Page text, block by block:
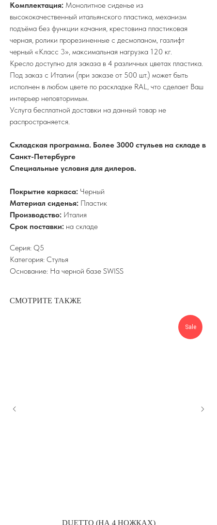
Комплектация: Монолитное сиденье из
высококачественный итальянского пластика, механизм
подъёма без функции качания, крестовина пластиковая
черная, ролики прорезиненные с десмопаном, газлифт
черный «Класс 3», максимальная нагрузка 120 кг.
Кресло доступно для заказа в 4 различных цветах пластика.
Под заказ с Италии (при заказе от 500 шт.) может быть
исполнен в любом цвете по раскладке RAL, что сделает Ваш
интерьер неповторимым.
Услуга бесплатной доставки на данный товар не
распространяется.
Складская программа. Более 3000 стульев на складе в
Санкт-Петербурге
Специальные условия для дилеров.
Покрытие каркаса: Черный
Материал сиденья: Пластик
Производство: Италия
Срок поставки: на складе
Серия: Q5
Категория: Стулья
Основание: На черной базе SWISS
СМОТРИТЕ ТАКЖЕ
Sale
DUETTO (НА 4 НОЖКАХ)